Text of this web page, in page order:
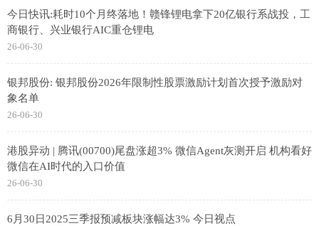
今日快讯:耗时10个月终落地！赣锋锂电拿下20亿银行系战投，工
商银行、兴业银行AIC重仓锂电
26-06-30
银邦股份: 银邦股份2026年限制性股票激励计划首次授予激励对
象名单
26-06-30
港股异动 | 腾讯(00700)尾盘涨超3% 微信Agent灰测开启 机构看好
微信在AI时代的入口价值
26-06-30
6月30日2025三季报预减板块涨幅达3% 今日视点